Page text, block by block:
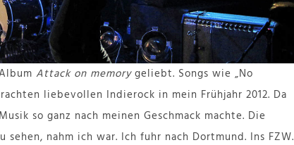
Attack on memorygeliebt. Songs wie „No
liebevollen Indierock in mein Frühjahr 2012. Da
so ganz nach meinen Geschmack machte. Die
sehen, nahm ich war. Ich fuhr nach Dortmund. Ins FZW.